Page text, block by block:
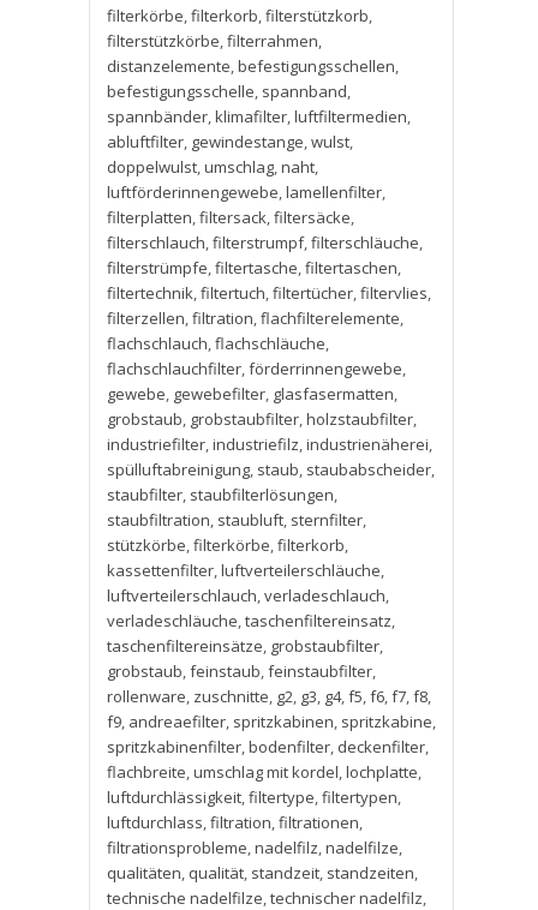
filterkörbe,filterkorb,filterstützkorb,
filterstützkörbe,filterrahmen,
distanzelemente,befestigungsschellen,
befestigungsschelle, spannband,
spannbänder,klimafilter,luftfiltermedien,
abluftfilter, gewindestange,wulst,
doppelwulst,umschlag,naht,
luftförderinnengewebe,lamellenfilter,
filterplatten,filtersack,filtersäcke,
filterschlauch,filterstrumpf,filterschläuche,
filterstrümpfe,filtertasche,filtertaschen,
filtertechnik,filtertuch,filtertücher,filtervlies,
filterzellen,filtration,flachfilterelemente,
flachschlauch,flachschläuche,
flachschlauchfilter,förderrinnengewebe,
gewebe, gewebefilter, glasfasermatten,
grobstaub, grobstaubfilter,holzstaubfilter,
industriefilter,industriefilz,industrienäherei,
spülluftabreinigung, staub, staubabscheider,
staubfilter, staubfilterlösungen,
staubfiltration, staubluft, sternfilter,
stützkörbe,filterkörbe,filterkorb,
kassettenfilter,luftverteilerschläuche,
luftverteilerschlauch,verladeschlauch,
verladeschläuche,taschenfiltereinsatz,
taschenfiltereinsätze, grobstaubfilter,
grobstaub,feinstaub,feinstaubfilter,
rollenware, zuschnitte, g2, g3, g4,f5,f6,f7,f8,
f9, andreaefilter, spritzkabinen, spritzkabine,
spritzkabinenfilter,bodenfilter, deckenfilter,
flachbreite,umschlag mit kordel,lochplatte,
luftdurchlässigkeit,filtertype,filtertypen,
luftdurchlass,filtration,filtrationen,
filtrationsprobleme,nadelfilz,nadelfilze,
qualitäten, qualität, standzeit, standzeiten,
technische nadelfilze,technischer nadelfilz,